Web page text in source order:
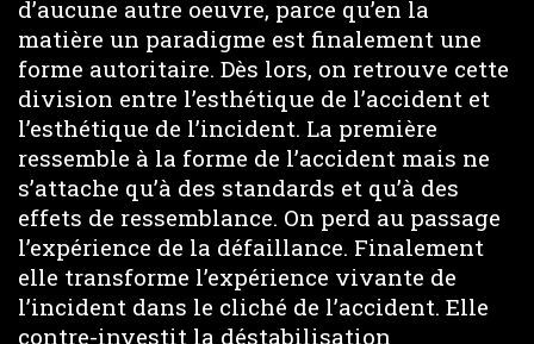
d’aucune autre oeuvre, parce qu’en la
matière un paradigme est finalement une
forme autoritaire. Dès lors, on retrouve cette
division entre l’esthétique de l’accident et
l’esthétique de l’incident. La première
ressemble à la forme de l’accident mais ne
s’attache qu’à des standards et qu’à des
effets de ressemblance. On perd au passage
l’expérience de la défaillance. Finalement
elle transforme l’expérience vivante de
l’incident dans le cliché de l’accident. Elle
contre-investit la déstabilisation